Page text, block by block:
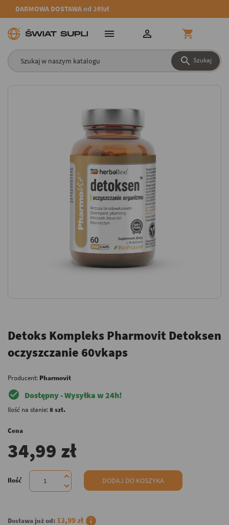
DARMOWA DOSTAWA od 249zł
 Szukaj
  
Detoks Kompleks Pharmovit Detoksen
oczyszczanie 60vkaps
Producent: Pharmovit
check_circle Dostępny - Wysyłka w 24h!
Ilość na stanie:8 szt.
Cena
34,99 zł
Ilość DODAJ DO KOSZYKA
Dostawa już od: 13,99 zł info